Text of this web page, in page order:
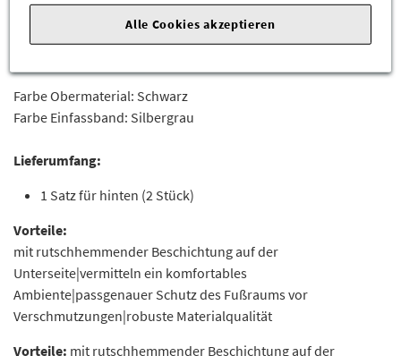
Kontrast zur Hochwertigkeit des Materials. Die spezielle,
abriebfeste Rückenbeschichtung Antirutschtuft sorgt dafür,
Farbe Obermaterial: Schwarz
Farbe Einfassband: Silbergrau
Lieferumfang:
1 Satz für hinten (2 Stück)
Vorteile:
mit rutschhemmender Beschichtung auf der
Unterseite|vermitteln ein komfortables
Ambiente|passgenauer Schutz des Fußraums vor
Verschmutzungen|robuste Materialqualität
Vorteile: mit rutschhemmender Beschichtung auf der
Alle Cookies akzeptieren